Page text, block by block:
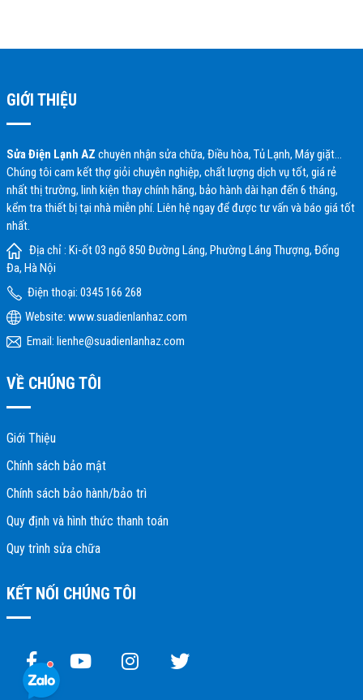
GIỚI THIỆU
Sửa Điện Lạnh AZ chuyên nhận sửa chữa, Điều hòa, Tủ Lạnh, Máy giặt…
Chúng tôi cam kết thợ giỏi chuyên nghiệp, chất lượng dịch vụ tốt, giá rẻ
nhất thị trường, linh kiện thay chính hãng, bảo hành dài hạn đến 6 tháng,
kểm tra thiết bị tại nhà miễn phí. Liên hệ ngay để được tư vấn và báo giá tốt
nhất.
Địa chỉ : Ki-ốt 03 ngõ 850 Đường Láng, Phường Láng Thượng, Đống
Đa, Hà Nội
Điện thoại: 0345 166 268
Website: www.suadienlanhaz.com
Email: lienhe@suadienlanhaz.com
VỀ CHÚNG TÔI
Giới Thiệu
Chính sách bảo mật
Chính sách bảo hành/bảo trì
Quy định và hình thức thanh toán
Quy trình sửa chữa
KẾT NỐI CHÚNG TÔI